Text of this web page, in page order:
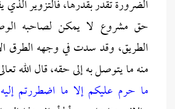
الضرورة تقدر بقدرها، فالتزوير
حق مشروع لا يمكن لصاحبه
الطريق، وقد سدت في وجهه الطرق
منه ما يتوصل به إلى حقه، قال الله
ما حرم عليكم إلا ما اضطررتم إليه